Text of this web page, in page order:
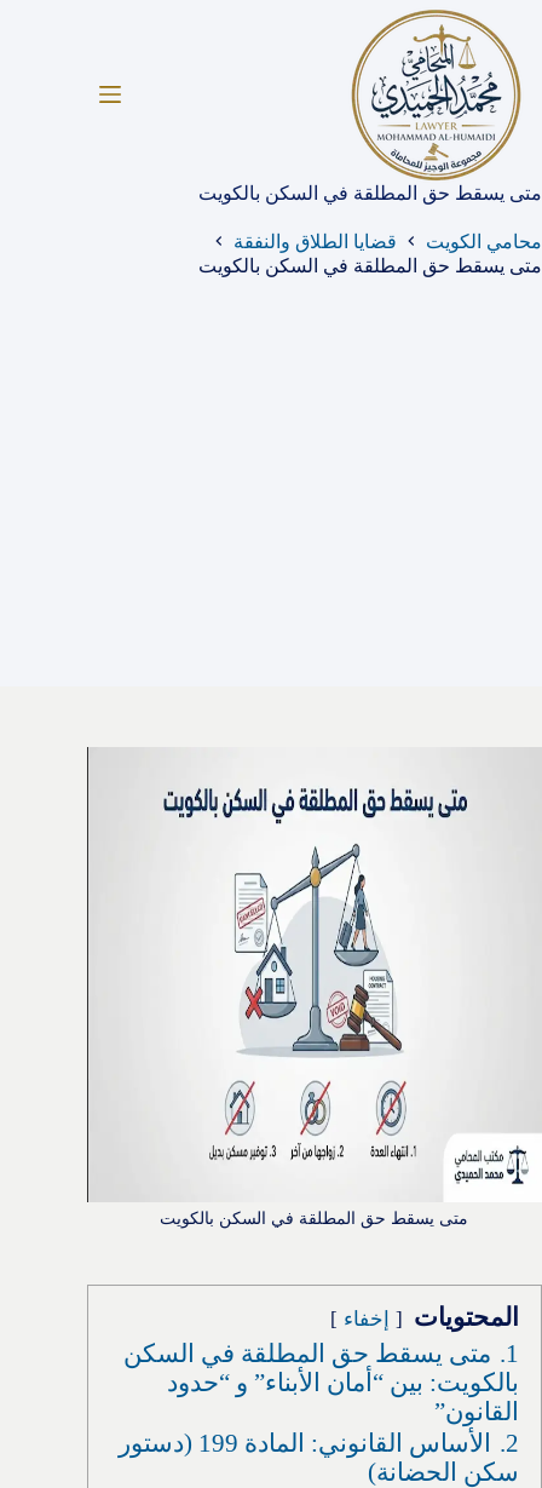
المحتوى
متى يسقط حق المطلقة في السكن بالكويت
محامي الكويت
قضايا الطلاق والنفقة
متى يسقط حق المطلقة في السكن بالكويت
متى يسقط حق المطلقة في السكن بالكويت
المحتويات إخفاء
1.
متى يسقط حق المطلقة في السكن
بالكويت: بين “أمان الأبناء” و “حدود
القانون”
2.
الأساس القانوني: المادة 199 (دستور
سكن الحضانة)